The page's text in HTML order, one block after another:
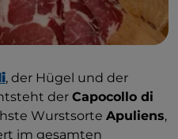
, der Hügel und der
der Capocollo di
Wurstsorte Apuliens,
im gesamten